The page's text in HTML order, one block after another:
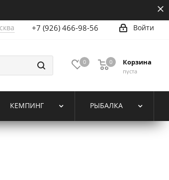
Войти
+7 (926) 466-98-56
0 Корзина
пуста
0
КЕМПИНГ РЫБАЛКА